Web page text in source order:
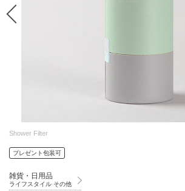
Shower Filter
プレゼント包装可
雑貨・日用品
ライフスタイル その他